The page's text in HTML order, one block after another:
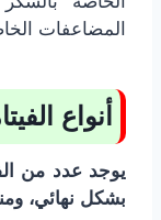
المضاعفات
أنواع
يوجد عدد من
بشكل نهائي،